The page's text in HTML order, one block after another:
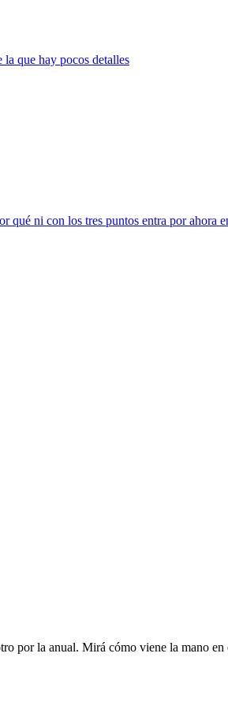
que hay pocos detalles
qué ni con los tres puntos entra por ahora
por la anual. Mirá cómo viene la mano en